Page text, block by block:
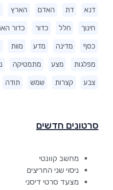
דנא דת האדם הארץ
חינוך חלל כדור כדור
כסף מדינה מדע מוות
מפלגות מצע מתמטיקה
צבע קצרות שמש תודה
סרטונים חדשים
מחשב קוונטי
ניסוי שני החריצים
מצעד סרטי דיסני